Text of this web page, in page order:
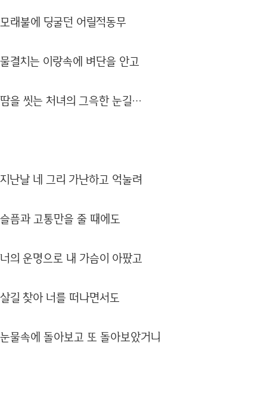
모래불에 딩굴던 어릴적동무
물결치는 이랑속에 벼단을 안고
땀을 씻는 처녀의 그윽한 눈길…
지난날 네 그리 가난하고 억눌려
슬픔과 고통만을 줄 때에도
너의 운명으로 내 가슴이 아팠고
살길 찾아 너를 떠나면서도
눈물속에 돌아보고 또 돌아보았거니